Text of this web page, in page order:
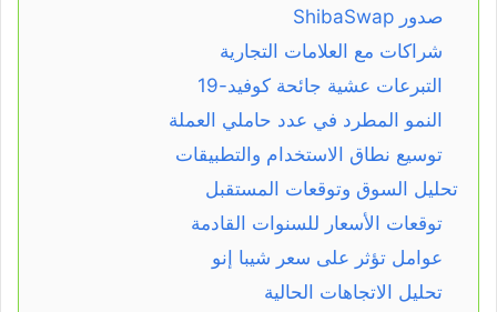
صدور ShibaSwap
شراكات مع العلامات التجارية
التبرعات عشية جائحة كوفيد-19
النمو المطرد في عدد حاملي العملة
توسيع نطاق الاستخدام والتطبيقات
تحليل السوق وتوقعات المستقبل
توقعات الأسعار للسنوات القادمة
عوامل تؤثر على سعر شيبا إنو
تحليل الاتجاهات الحالية